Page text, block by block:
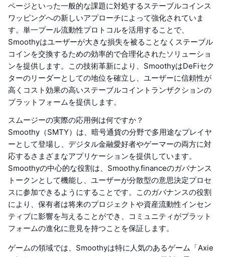
ページといった一般的な課題に対処するステーブルコインス
ワッピングへの新しいアプローチによって強化されていま
す。単一プール流動性プロトコルを活用することで、
Smoothyはユーザーが大きな損失を被ることなくステーブル
コインを交換するための効率的で合理化されたソリューショ
ンを提供します。この技術革新により、SmoothyはDeFiセク
ターのリーダーとしての地位を確立し、ユーザーに信頼性が
高くコスト効果の高いステーブルコイントランザクションの
プラットフォームを提供します。
スムージーの実際の応用例は何ですか？
Smoothy（SMTY）は、暗号通貨の分野で多用途なプレイヤ
ーとして登場し、デジタル金融愛好者やゲーマーの両方に対
応するさまざまなアプリケーションを提供しています。
Smoothyの中心的な役割は、Smoothy.financeのガバナンス
トークンとして機能し、ユーザーが分散型の意思決定プロセ
スに参加できるようにすることです。このガバナンスの役割
により、保有者は将来のプロジェクトや資産流動性インセン
ティブに影響を与えることができ、コミュニティがプラット
フォームの進化に意見を持つことを保証します。
ゲームの領域では、Smoothyは特に人気のあるゲーム「Axie